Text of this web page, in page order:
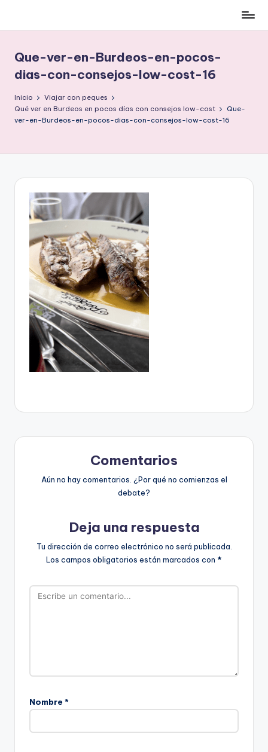
contenido
low-
cost
y
morir
en
Que-ver-en-Burdeos-en-pocos-
dias-con-consejos-low-cost-16
Inicio
Viajar con peques
Qué ver en Burdeos en pocos días con consejos low-cost
Que-
ver-en-Burdeos-en-pocos-dias-con-consejos-low-cost-16
Comentarios
Aún no hay comentarios. ¿Por qué no comienzas el
debate?
Deja una respuesta
Tu dirección de correo electrónico no será publicada.
Los campos obligatorios están marcados con *
Nombre *